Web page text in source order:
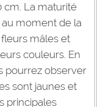
cm. La maturité
au moment de la
mâles et
couleurs. En
pourrez observer
sont jaunes et
principales